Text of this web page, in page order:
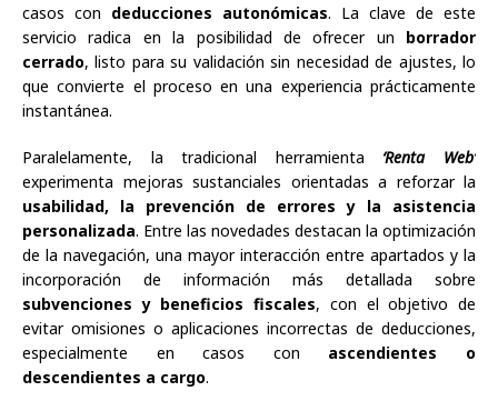
casos con deducciones autonómicas. La clave de este
servicio radica en la posibilidad de ofrecer un borrador
cerrado, listo para su validación sin necesidad de ajustes, lo
que convierte el proceso en una experiencia prácticamente
instantánea.
Paralelamente, la tradicional herramienta
‘Renta Web’
experimenta mejoras sustanciales orientadas a reforzar la
usabilidad, la prevención de errores y la asistencia
personalizada. Entre las novedades destacan la optimización
de la navegación, una mayor interacción entre apartados y la
incorporación de información más detallada sobre
subvenciones y beneficios fiscales, con el objetivo de
evitar omisiones o aplicaciones incorrectas de deducciones,
especialmente en casos con ascendientes o
descendientes a cargo.